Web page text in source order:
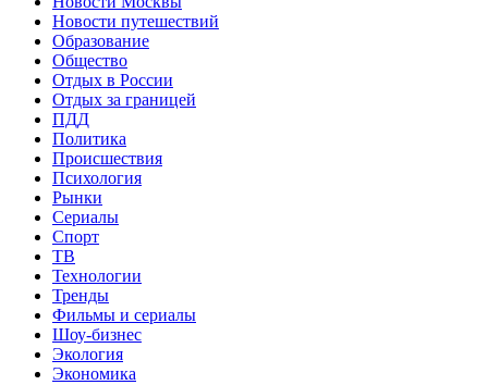
Новости путешествий
Образование
Общество
Отдых в России
Отдых за границей
ПДД
Политика
Происшествия
Психология
Рынки
Сериалы
Спорт
ТВ
Технологии
Тренды
Фильмы и сериалы
Шоу-бизнес
Экология
Экономика